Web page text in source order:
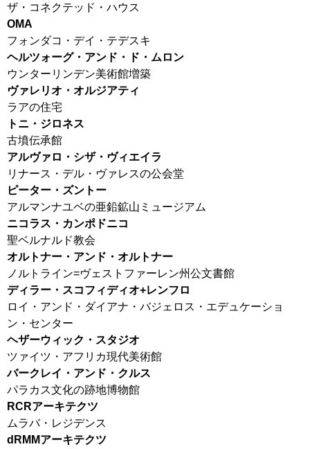
ザ・コネクテッド・ハウス
OMA
フォンダコ・デイ・テデスキ
ヘルツォーグ・アンド・ド・ムロン
ウンターリンデン美術館増築
ヴァレリオ・オルジアティ
ラアの住宅
トニ・ジロネス
古墳伝承館
アルヴァロ・シザ・ヴィエイラ
リナース・デル・ヴァレスの公会堂
ピーター・ズントー
アルマンナユベの亜鉛鉱山ミュージアム
ニコラス・カンポドニコ
聖ベルナルド教会
オルトナー・アンド・オルトナー
ノルトライン=ヴェストファーレン州公文書館
ディラー・スコフィディオ+レンフロ
ロイ・アンド・ダイアナ・バジェロス・エデュケーショ
ン・センター
ヘザーウィック・スタジオ
ツァイツ・アフリカ現代美術館
バークレイ・アンド・クルス
パラカス文化の跡地博物館
RCRアーキテクツ
ムラバ・レジデンス
dRMMアーキテクツ